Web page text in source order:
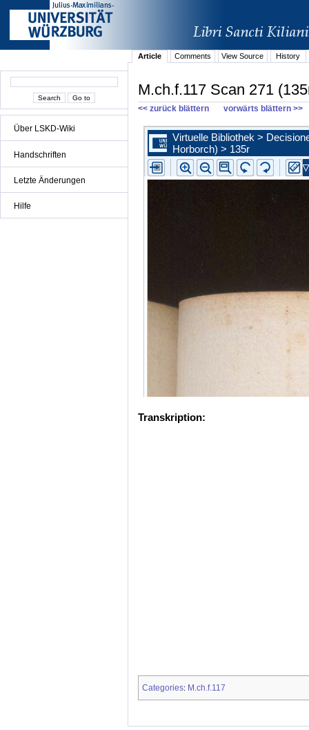
Über LSKD-Wiki
Handschriften
Letzte Änderungen
Hilfe
Article Comments View Source History
M.ch.f.117 Scan 271
<< zurück blättern vorwärts blättern >>
Transkription:
Categories: M.ch.f.117